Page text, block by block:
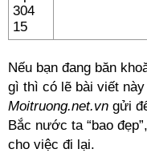
Nếu bạn đang băn
gì thì có lẽ bài viết
Moitruong.net.vn gửi
Bắc nước ta “bao
cho việc đi lại.